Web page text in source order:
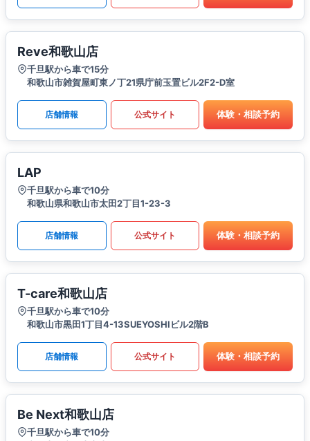
Reve和歌山店
千旦駅から車で15分
和歌山市雑賀屋町東ノ丁21県庁前玉置ビル2F2-D室
店舗情報 公式サイト 体験・相談予約
LAP
千旦駅から車で10分
和歌山県和歌山市太田2丁目1-23-3
店舗情報 公式サイト 体験・相談予約
T-care和歌山店
千旦駅から車で10分
和歌山市黒田1丁目4-13SUEYOSHIビル2階B
店舗情報 公式サイト 体験・相談予約
Be Next和歌山店
千旦駅から車で10分